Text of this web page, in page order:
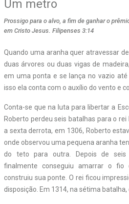
Um metro
Prossigo para o alvo, a fim de ganhar o
em Cristo Jesus. Filipenses 3:14
Quando uma aranha quer atravessar
duas árvores ou duas vigas de
em uma ponta e se lança no vazio
isso ela conta com o auxílio do vento e
Conta-se que na luta para libertar a
Roberto perdeu seis batalhas para o
a sexta derrota, em 1306, Roberto
onde observou uma pequena aranha
do teto para outra. Depois de seis
finalmente conseguiu amarrar o
construiu sua ponte. O rei ficou
disposição. Em 1314, na sétima batalha,